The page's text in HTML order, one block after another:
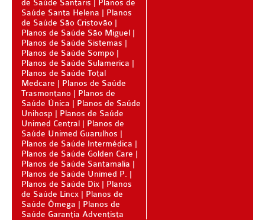
UNIMED GUARULHOS PLANO DE SAÚDE FAMILIAR
CLASSES PLANO DE SAÚDE FAMILIAR
PLANO DE SAÚDE INFANTIL
AMIL PLANO DE SAÚDE INFANTIL
BIO SAÚDE PLANO DE SAÚDE INFANTIL
BIOVIDA PLANO DE SAÚDE INFANTIL
BLUE MED PLANO DE SAÚDE INFANTIL
CLASSES PLANO DE SAÚDE INFANTIL
CUIDAR ME PLANO DE SAÚDE INFANTIL
GARANTIA GS PLANO DE SAÚDE INFANTIL
de Saúde Santaris
Planos de
Saúde Santa Helena
Planos
de Saúde São Cristovão
Planos de Saúde São Miguel
Planos de Saúde Sistemas
Planos de Saúde Sompo
Planos de Saúde Sulamerica
Planos de Saúde Total
Medcare
Planos de Saúde
Trasmontano
Planos de
Saúde Única
Planos de Saúde
Unihosp
Planos de Saúde
Unimed Central
Planos de
Saúde Unimed Guarulhos
Planos de Saúde Intermédica
Planos de Saúde Golden Care
Planos de Saúde Santamalia
Planos de Saúde Unimed P.
Planos de Saúde Dix
Planos
de Saúde Lincx
Planos de
Saúde Ômega
Planos de
Saúde Garantia Adventista